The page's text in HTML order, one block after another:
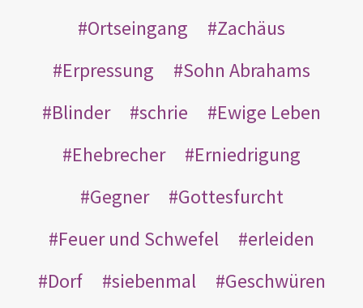
Ortseingang
Zachäus
Erpressung
Sohn Abrahams
Blinder
schrie
Ewige Leben
Ehebrecher
Erniedrigung
Gegner
Gottesfurcht
Feuer und Schwefel
erleiden
Dorf
siebenmal
Geschwüren